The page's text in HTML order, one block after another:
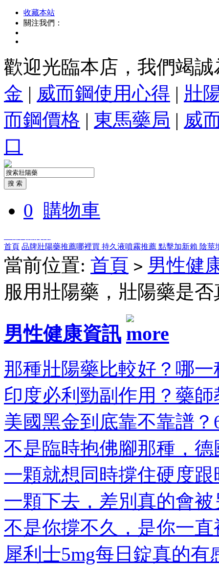
收藏本站
關注我們：
歡迎光臨本店，我們竭
金 | 威而鋼使用心得 | 壯
而鋼價格 | 東馬藥局 | 威
口
0 購物車
首頁 品牌壯陽藥推薦哪裡買 持久液噴霧推薦 點擊加新賴 陰莖
當前位置: 首頁 > 男性健
服用壯陽藥，壯陽藥是
男性健康資訊
那種壯陽藥比較好？哪
印度必利勁副作用？藥
美國黑金到底靠不靠譜？
不是臨時抱佛腳那種，
一顆就想同時撐住硬度
一顆下去，差別真的會
不是你撐不久，是你一
犀利士5mg每日錠真的有